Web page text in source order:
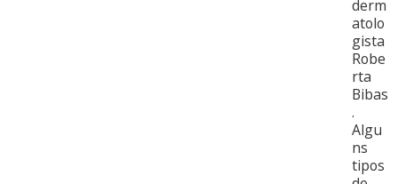
derm
atolo
gista
Robe
rta
Bibas
.
Algu
ns
tipos